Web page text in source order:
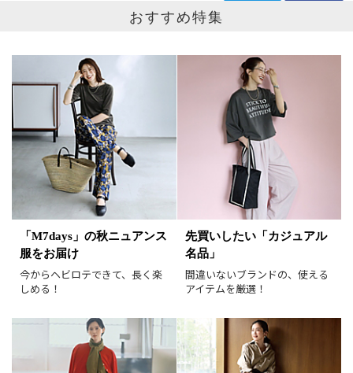
掲載雑誌
価格 円～ 円
表示オプション
新着
再入荷
ラスト1
画像小 画像大
おすすめ特集
「M7days」の秋ニュアンス
服をお届け
今からヘビロテできて、長く楽
しめる！
先買いしたい「カジュアル
名品」
間違いないブランドの、使える
アイテムを厳選！